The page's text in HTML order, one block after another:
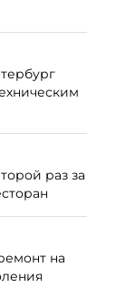
раз за
на